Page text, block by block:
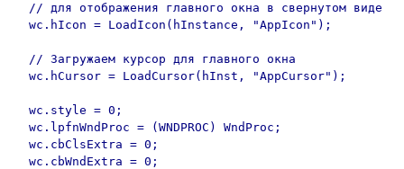
  // для отображения главного окна в свернутом виде
  wc.hIcon = LoadIcon(hInstance, "AppIcon");
  // Загружаем курсор для главного окна
  wc.hCursor = LoadCursor(hInst, "AppCursor");
  wc.style = 0;
  wc.lpfnWndProc = (WNDPROC) WndProc;
  wc.cbClsExtra = 0;
  wc.cbWndExtra = 0;